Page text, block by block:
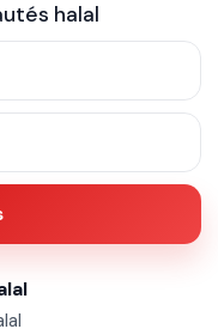
halal